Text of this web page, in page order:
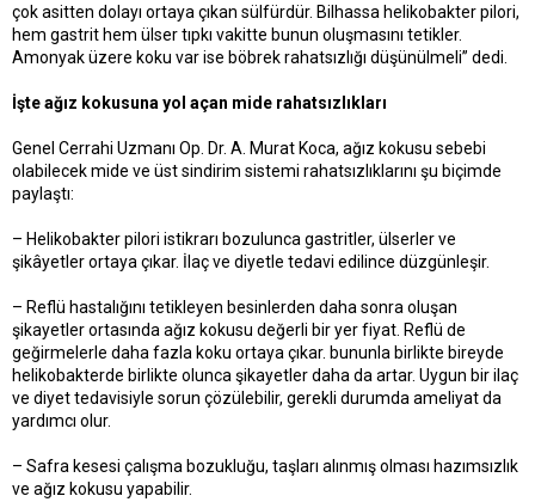
çok asitten dolayı ortaya çıkan sülfürdür. Bilhassa helikobakter pilori,
hem gastrit hem ülser tıpkı vakitte bunun oluşmasını tetikler.
Amonyak üzere koku var ise böbrek rahatsızlığı düşünülmeli” dedi.
İşte ağız kokusuna yol açan mide rahatsızlıkları
Genel Cerrahi Uzmanı Op. Dr. A. Murat Koca, ağız kokusu sebebi
olabilecek mide ve üst sindirim sistemi rahatsızlıklarını şu biçimde
paylaştı:
– Helikobakter pilori istikrarı bozulunca gastritler, ülserler ve
şikâyetler ortaya çıkar. İlaç ve diyetle tedavi edilince düzgünleşir.
– Reflü hastalığını tetikleyen besinlerden daha sonra oluşan
şikayetler ortasında ağız kokusu değerli bir yer fiyat. Reflü de
geğirmelerle daha fazla koku ortaya çıkar. bununla birlikte bireyde
helikobakterde birlikte olunca şikayetler daha da artar. Uygun bir ilaç
ve diyet tedavisiyle sorun çözülebilir, gerekli durumda ameliyat da
yardımcı olur.
– Safra kesesi çalışma bozukluğu, taşları alınmış olması hazımsızlık
ve ağız kokusu yapabilir.